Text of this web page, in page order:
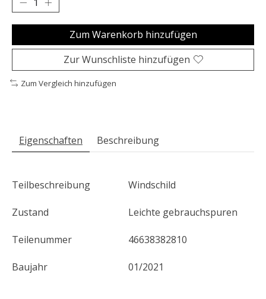
Zum Warenkorb hinzufügen
Zur Wunschliste hinzufügen
Zum Vergleich hinzufügen
Eigenschaften Beschreibung
Teilbeschreibung Windschild
Zustand Leichte gebrauchspuren
Teilenummer 46638382810
Baujahr 01/2021